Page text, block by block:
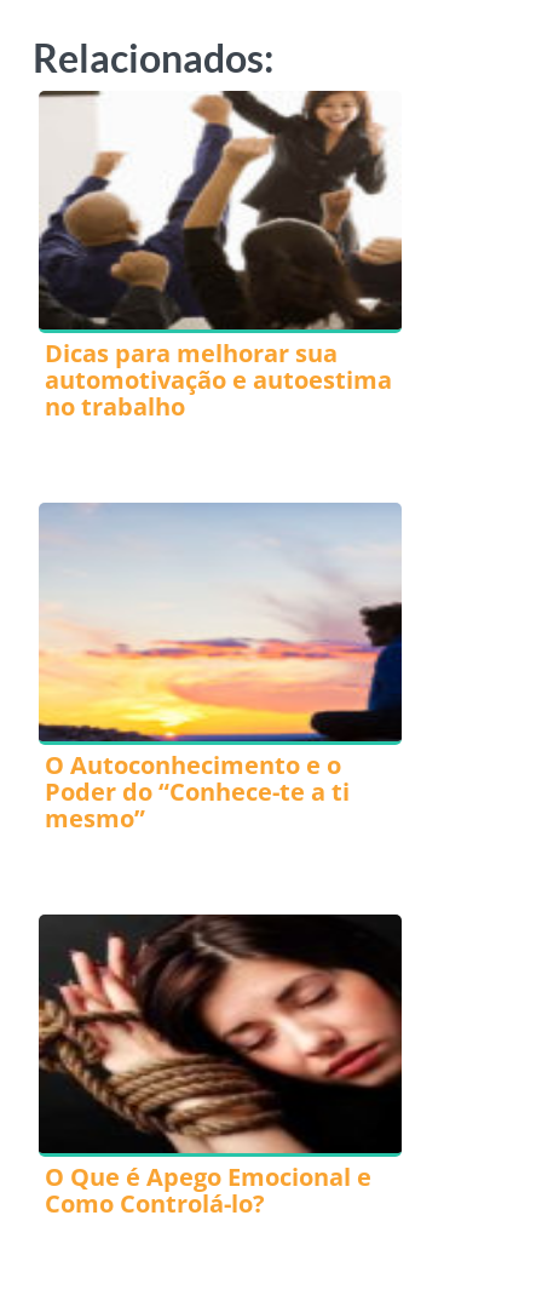
Relacionados:
Dicas para melhorar sua
automotivação e autoestima
no trabalho
O Autoconhecimento e o
Poder do “Conhece-te a ti
mesmo”
O Que é Apego Emocional e
Como Controlá-lo?